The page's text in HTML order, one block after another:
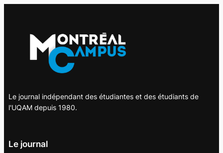
Le journal indépendant des étudiantes et des étudiants de
l'UQAM depuis 1980.
Le journal